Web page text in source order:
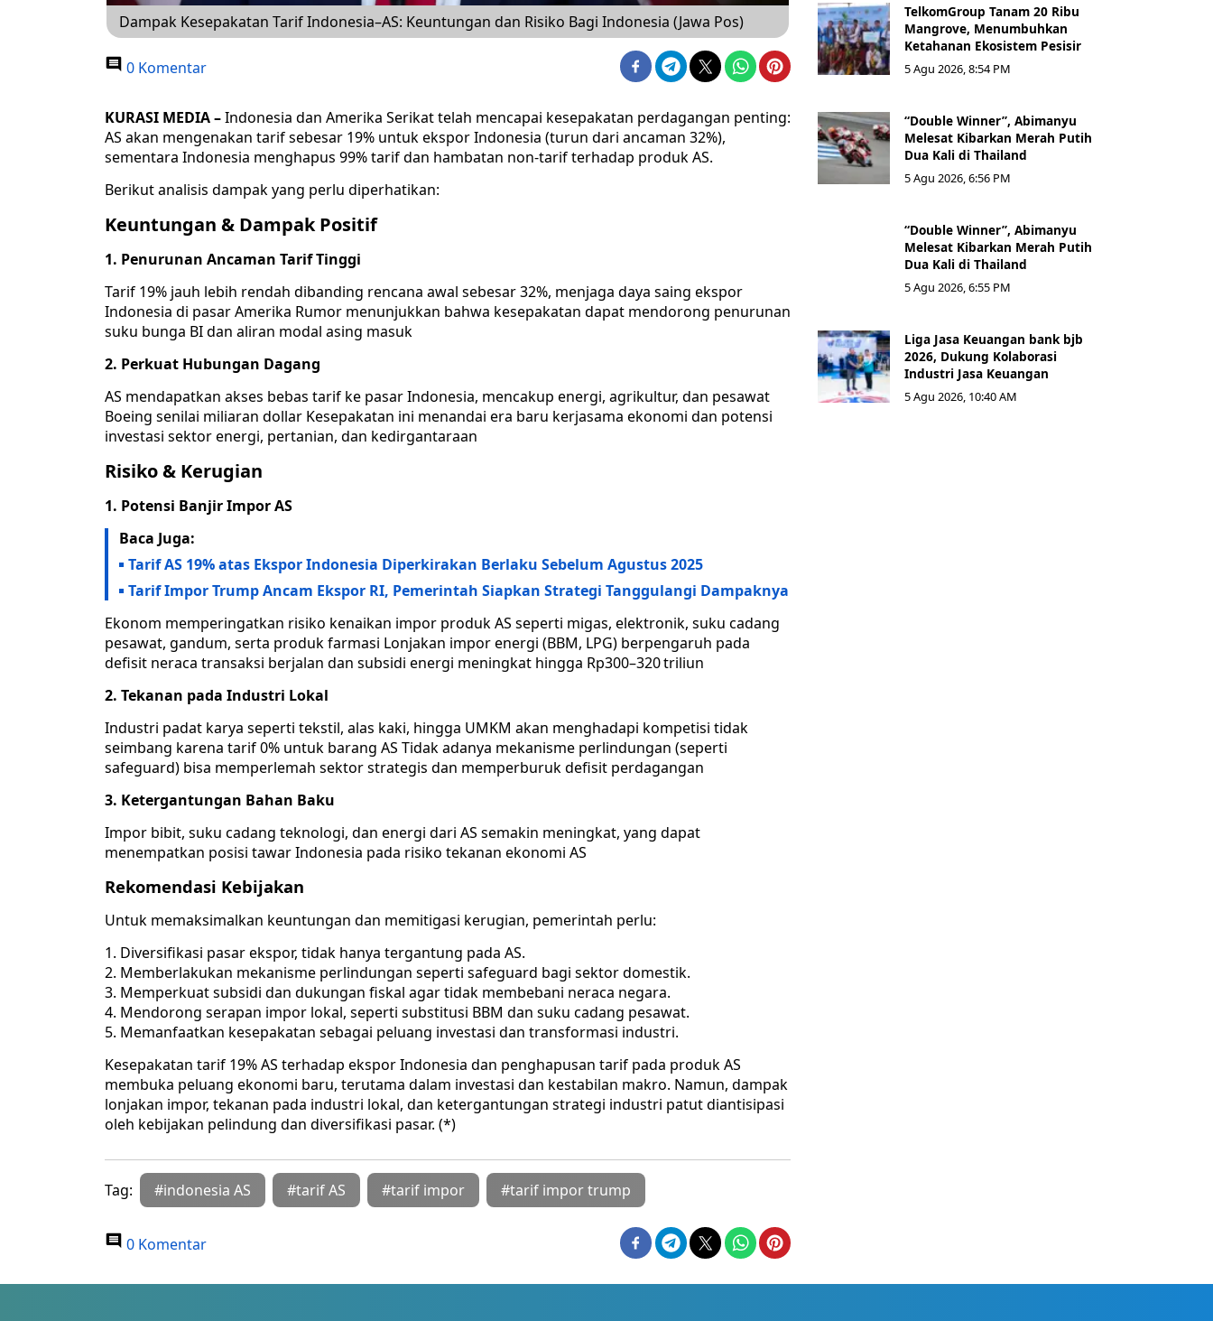
Dampak Kesepakatan Tarif Indonesia–AS: Keuntungan dan Risiko Bagi Indonesia (Jawa Pos)
0 Komentar
KURASI MEDIA –Indonesia dan Amerika Serikat telah mencapai kesepakatan perdagangan penting:
AS akan mengenakan tarif sebesar 19% untuk ekspor Indonesia (turun dari ancaman 32%),
sementara Indonesia menghapus 99% tarif dan hambatan non-tarif terhadap produk AS.
Berikut analisis dampak yang perlu diperhatikan:
Keuntungan & Dampak Positif
1. Penurunan Ancaman Tarif Tinggi
Tarif 19% jauh lebih rendah dibanding rencana awal sebesar 32%, menjaga daya saing ekspor
Indonesia di pasar Amerika Rumor menunjukkan bahwa kesepakatan dapat mendorong penurunan
suku bunga BI dan aliran modal asing masuk
2. Perkuat Hubungan Dagang
AS mendapatkan akses bebas tarif ke pasar Indonesia, mencakup energi, agrikultur, dan pesawat
Boeing senilai miliaran dollar Kesepakatan ini menandai era baru kerjasama ekonomi dan potensi
investasi sektor energi, pertanian, dan kedirgantaraan
Risiko & Kerugian
1. Potensi Banjir Impor AS
Baca Juga:
Tarif AS 19% atas Ekspor Indonesia Diperkirakan Berlaku Sebelum Agustus 2025
Tarif Impor Trump Ancam Ekspor RI, Pemerintah Siapkan Strategi Tanggulangi Dampaknya
Ekonom memperingatkan risiko kenaikan impor produk AS seperti migas, elektronik, suku cadang
pesawat, gandum, serta produk farmasi Lonjakan impor energi (BBM, LPG) berpengaruh pada
defisit neraca transaksi berjalan dan subsidi energi meningkat hingga Rp300–320 triliun
2. Tekanan pada Industri Lokal
Industri padat karya seperti tekstil, alas kaki, hingga UMKM akan menghadapi kompetisi tidak
seimbang karena tarif 0% untuk barang AS Tidak adanya mekanisme perlindungan (seperti
safeguard) bisa memperlemah sektor strategis dan memperburuk defisit perdagangan
3. Ketergantungan Bahan Baku
Impor bibit, suku cadang teknologi, dan energi dari AS semakin meningkat, yang dapat
menempatkan posisi tawar Indonesia pada risiko tekanan ekonomi AS
Rekomendasi Kebijakan
Untuk memaksimalkan keuntungan dan memitigasi kerugian, pemerintah perlu:
Diversifikasi pasar ekspor, tidak hanya tergantung pada AS.
Memberlakukan mekanisme perlindungan seperti safeguard bagi sektor domestik.
Memperkuat subsidi dan dukungan fiskal agar tidak membebani neraca negara.
Mendorong serapan impor lokal, seperti substitusi BBM dan suku cadang pesawat.
Memanfaatkan kesepakatan sebagai peluang investasi dan transformasi industri.
Kesepakatan tarif 19% AS terhadap ekspor Indonesia dan penghapusan tarif pada produk AS
membuka peluang ekonomi baru, terutama dalam investasi dan kestabilan makro. Namun, dampak
lonjakan impor, tekanan pada industri lokal, dan ketergantungan strategi industri patut diantisipasi
oleh kebijakan pelindung dan diversifikasi pasar. (*)
Tag: #indonesia AS #tarif AS #tarif impor #tarif impor trump
0 Komentar
TelkomGroup Tanam 20 Ribu
Mangrove, Menumbuhkan
Ketahanan Ekosistem Pesisir
5 Agu 2026, 8:54 PM
“Double Winner”, Abimanyu
Melesat Kibarkan Merah Putih
Dua Kali di Thailand
5 Agu 2026, 6:56 PM
“Double Winner”, Abimanyu
Melesat Kibarkan Merah Putih
Dua Kali di Thailand
5 Agu 2026, 6:55 PM
Liga Jasa Keuangan bank bjb
2026, Dukung Kolaborasi
Industri Jasa Keuangan
5 Agu 2026, 10:40 AM